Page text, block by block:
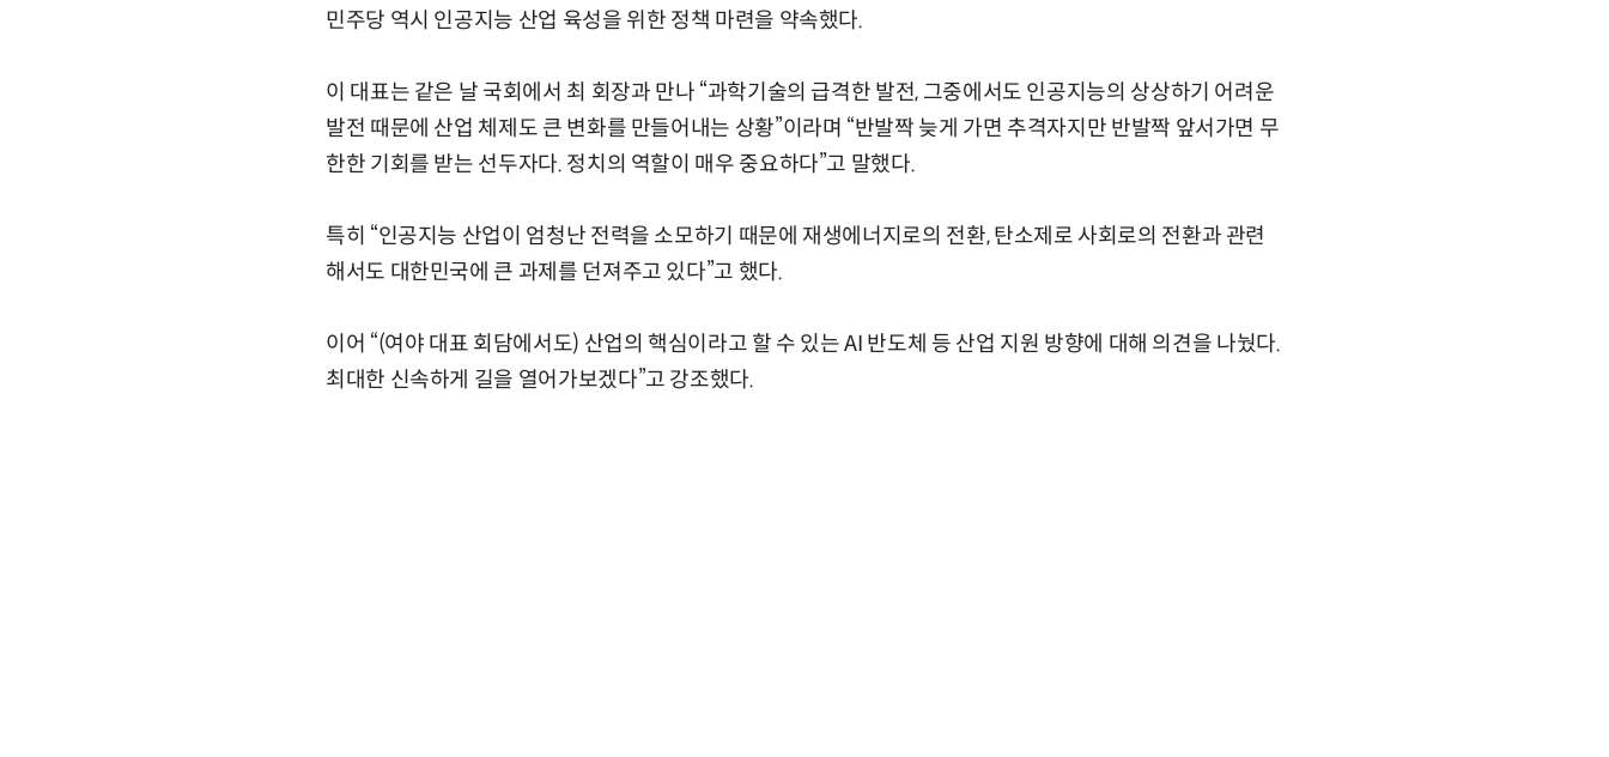
민주당 역시 인공지능 산업 육성을 위한 정책 마련을 약속했다.
이 대표는 같은 날 국회에서 최 회장과 만나 “과학기술의 급격한 발전, 그중에서도 인공지능의 상상하기 어려운
발전 때문에 산업 체제도 큰 변화를 만들어내는 상황”이라며 “반발짝 늦게 가면 추격자지만 반발짝 앞서가면 무
한한 기회를 받는 선두자다. 정치의 역할이 매우 중요하다”고 말했다.
특히 “인공지능 산업이 엄청난 전력을 소모하기 때문에 재생에너지로의 전환, 탄소제로 사회로의 전환과 관련
해서도 대한민국에 큰 과제를 던져주고 있다”고 했다.
이어 “(여야 대표 회담에서도) 산업의 핵심이라고 할 수 있는 AI 반도체 등 산업 지원 방향에 대해 의견을 나눴다.
최대한 신속하게 길을 열어가보겠다”고 강조했다.